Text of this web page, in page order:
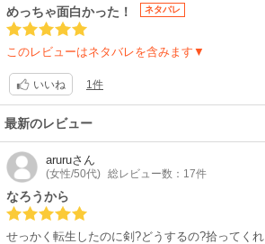
めっちゃ面白かった！ ネタバレ
このレビューはネタバレを含みます▼
いいね 1件
最新のレビュー
aruruさん
(女性/50代) 総レビュー数：17件
なろうから
せっかく転生したのに剣?どうするの?拾ってく